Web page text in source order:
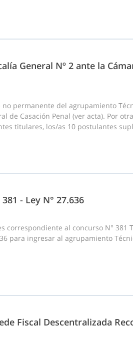
General Nº 2 ante la
permanente del agrupamiento
de Casación Penal (ver acta). Por
titulares, los/as 10 postulantes
- Ley N° 27.636
al concurso N° 381
para ingresar al agrupamiento
Fiscal Descentralizada